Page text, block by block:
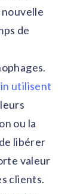
nouvelle
de
utilisent
ou la
libérer
valeur
clients.